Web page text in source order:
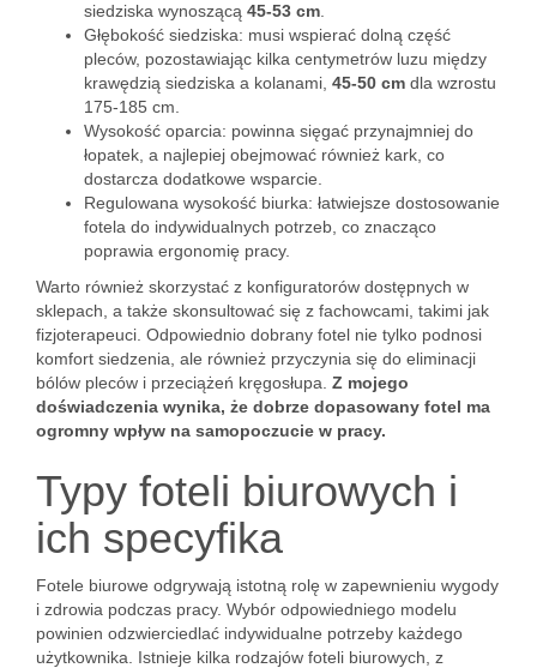
siedziska wynoszącą 45-53 cm
Głębokość siedziska: musi wspierać dolną część
pleców, pozostawiając kilka centymetrów luzu między
krawędzią siedziska a kolanami, 45-50 cm dla wzrostu
175-185 cm.
Wysokość oparcia: powinna sięgać przynajmniej do
łopatek, a najlepiej obejmować również kark, co
dostarcza dodatkowe wsparcie.
Regulowana wysokość biurka: łatwiejsze dostosowanie
fotela do indywidualnych potrzeb, co znacząco
poprawia ergonomię pracy.
Warto również skorzystać z konfiguratorów dostępnych w
sklepach, a także skonsultować się z fachowcami, takimi jak
fizjoterapeuci. Odpowiednio dobrany fotel nie tylko podnosi
komfort siedzenia, ale również przyczynia się do eliminacji
bólów pleców i przeciążeń kręgosłupa. Z mojego
doświadczenia wynika, że dobrze dopasowany fotel ma
ogromny wpływ na samopoczucie w pracy.
Typy foteli biurowych i
ich specyfika
Fotele biurowe odgrywają istotną rolę w zapewnieniu wygody
i zdrowia podczas pracy. Wybór odpowiedniego modelu
powinien odzwierciedlać indywidualne potrzeby każdego
użytkownika. Istnieje kilka rodzajów foteli biurowych, z